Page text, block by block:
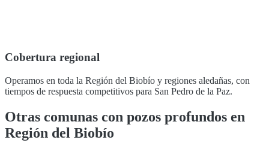
Cobertura regional
Operamos en toda la Región del Biobío y regiones aledañas, con
tiempos de respuesta competitivos para San Pedro de la Paz.
Otras comunas con pozos profundos en
Región del Biobío